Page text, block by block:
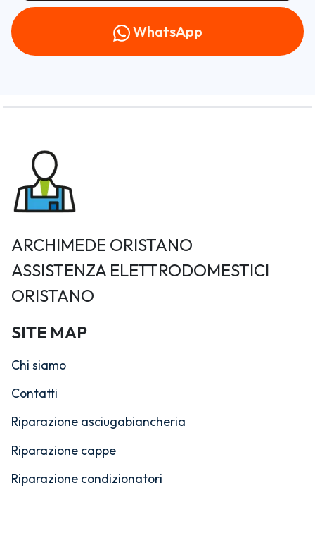
WhatsApp
ARCHIMEDE ORISTANO
ASSISTENZA ELETTRODOMESTICI
ORISTANO
SITE MAP
Chi siamo
Contatti
Riparazione asciugabiancheria
Riparazione cappe
Riparazione condizionatori